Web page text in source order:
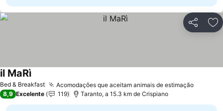
Partilhar
Bed & Breakfast Acomodações que aceitam animais de estimação
il MaRì
8,9 Excelente 119 Taranto, a 15.3 km de Crispiano